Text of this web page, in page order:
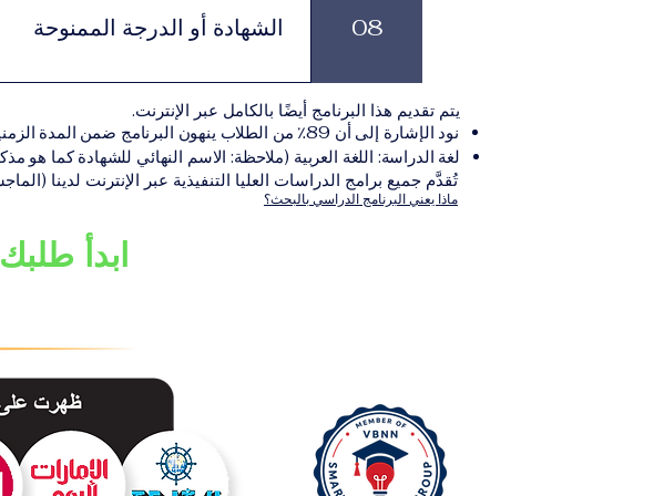
نموذج التقديم الإلكترونيقد يُطلب تقديم مستندات إضافية حسب البرنامج والمؤسسة التعليمية المسؤولة عن تقديمه.
08 الشهادة أو الدرجة الممنوحة
بعد استكمال جميع المتطلبات
والتي تصدر عن المؤسسة التعليمية المسؤولة عن تقديم البرنامج ضمن شبكة VBNN Smart Education Group.
يتم تقديم هذا البرنامج أيضًا بالكامل عبر الإنترنت.
نود الإشارة إلى أن 89٪ من الطلاب ينهون البرنامج ضمن المدة الزمنية المتوقعة.
لغة الدراسة: اللغة العربية (ملاحظة: الاسم النهائي للشهادة كما هو
تُقدَّم جميع برامج الدراسات العليا التنفيذية عبر الإنترنت لدينا
ماذا يعني البرنامج الدراسي بالبحث؟
ابدأ